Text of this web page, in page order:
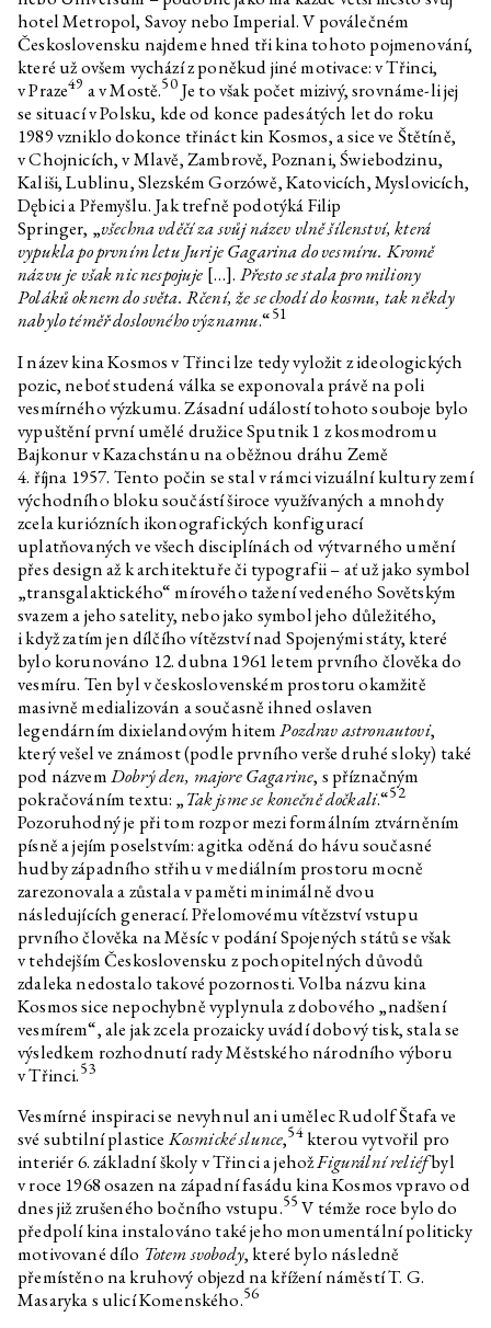
hotel Metropol, Savoy nebo Imperial. V poválečném
Československu najdeme hned tři kina tohoto pojmenování,
které už ovšem vychází z poněkud jiné motivace: v Třinci,
v Praze49 a v Mostě.50Je to však počet mizivý, srovnáme-li jej
se situací v Polsku, kde od konce padesátých let do roku
1989 vzniklo dokonce třináct kin Kosmos, a sice ve Štětíně,
v Chojnicích, v Mlavě, Zambrově, Poznani, Świebodzinu,
Kališi, Lublinu, Slezském Gorzówě, Katovicích, Myslovicích,
Dębici a Přemyšlu. Jak trefně podotýká Filip
Springer, „všechna vděčí za svůj název vlně šílenství, která
vypukla po prvním letu Jurije Gagarina do vesmíru. Kromě
názvu je však nic nespojuje […]. Přesto se stala pro miliony
Poláků oknem do světa. Rčení, že se chodí do kosmu, tak někdy
nabylo téměř doslovného významu.“51
I název kina Kosmos v Třinci lze tedy vyložit z ideologických
pozic, neboť studená válka se exponovala právě na poli
vesmírného výzkumu. Zásadní událostí tohoto souboje bylo
vypuštění první umělé družice Sputnik 1 z kosmodromu
Bajkonur v Kazachstánu na oběžnou dráhu Země
4. října 1957. Tento počin se stal v rámci vizuální kultury zemí
východního bloku součástí široce využívaných a mnohdy
zcela kuriózních ikonografických konfigurací
uplatňovaných ve všech disciplínách od výtvarného umění
přes design až k architektuře či typografii – ať už jako symbol
„transgalaktického“ mírového tažení vedeného Sovětským
svazem a jeho satelity, nebo jako symbol jeho důležitého,
i když zatím jen dílčího vítězství nad Spojenými státy, které
bylo korunováno 12. dubna 1961 letem prvního člověka do
vesmíru. Ten byl v československém prostoru okamžitě
masivně medializován a současně ihned oslaven
legendárním dixielandovým hitemPozdrav astronautovi,
který vešel ve známost (podle prvního verše druhé sloky) také
pod názvemDobrý den, majore Gagarine, s příznačným
pokračováním textu: „Tak jsme se konečně dočkali.“52
Pozoruhodný je při tom rozpor mezi formálním ztvárněním
písně a jejím poselstvím: agitka oděná do hávu současné
hudby západního střihu v mediálním prostoru mocně
zarezonovala a zůstala v paměti minimálně dvou
následujících generací. Přelomovému vítězství vstupu
prvního člověka na Měsíc v podání Spojených států se však
v tehdejším Československu z pochopitelných důvodů
zdaleka nedostalo takové pozornosti. Volba názvu kina
Kosmos sice nepochybně vyplynula z dobového „nadšení
vesmírem“, ale jak zcela prozaicky uvádí dobový tisk, stala se
výsledkem rozhodnutí rady Městského národního výboru
v Třinci.53
Vesmírné inspiraci se nevyhnul ani umělec Rudolf Štafa ve
své subtilní plastice Kosmické slunce,54kterou vytvořil pro
interiér 6. základní školy v Třinci a jehožFigurální reliéfbyl
v roce 1968 osazen na západní fasádu kina Kosmos vpravo od
dnes již zrušeného bočního vstupu.55 V témže roce bylo do
předpolí kina instalováno také jeho monumentální politicky
motivované dílo Totem svobody, které bylo následně
přemístěno na kruhový objezd na křížení náměstí T. G.
Masaryka s ulicí Komenského.56